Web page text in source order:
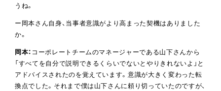
うね。
ー岡本さん自身、当事者意識がより高まった契機はありました
か。
岡本： コーポレートチームのマネージャーである山下さんから
「すべてを自分で説明できるくらいでないとやりきれないよ」と
アドバイスされたのを覚えています。意識が大きく変わった転
換点でした。それまで僕は山下さんに頼り切っていたのですが、